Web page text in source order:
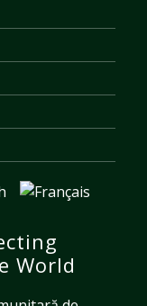
World